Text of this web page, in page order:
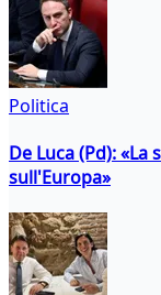
Politica
De Luca (Pd):
sull'Europa»